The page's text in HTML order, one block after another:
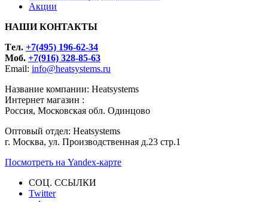
Акции
НАШИ КОНТАКТЫ
Tел. +7(495) 196-62-34
Моб. +7(916) 328-85-63
Email: info@heatsystems.ru
Название компании: Heatsystems
Интернет магазин :
Россия, Московская обл. Одинцово
Оптовый отдел: Heatsystems
г. Москва, ул. Производственная д.23 стр.1
Посмотреть на Yandex-карте
СОЦ. ССЫЛКИ
Twitter